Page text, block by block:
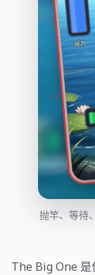
抛竿、等待
The Big One 是